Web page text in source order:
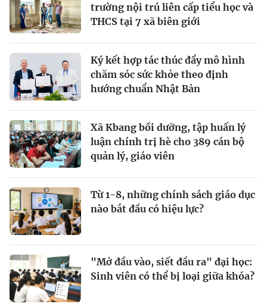
trường nội trú liên cấp tiểu học và
THCS tại 7 xã biên giới
Ký kết hợp tác thúc đẩy mô hình
chăm sóc sức khỏe theo định
hướng chuẩn Nhật Bản
Xã Kbang bồi dưỡng, tập huấn lý
luận chính trị hè cho 389 cán bộ
quản lý, giáo viên
Từ 1-8, những chính sách giáo dục
nào bắt đầu có hiệu lực?
"Mở đầu vào, siết đầu ra" đại học:
Sinh viên có thể bị loại giữa khóa?